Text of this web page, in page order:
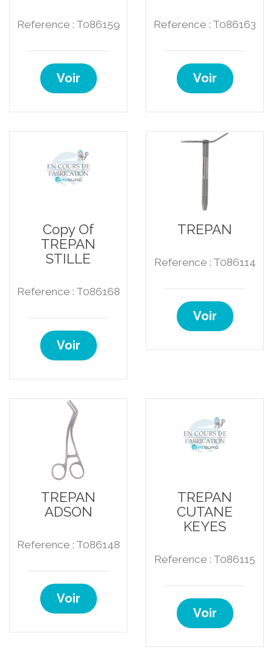
Reference : T086159
Voir
Reference : T086163
Voir
Copy Of
TREPAN
STILLE
Reference : T086168
Voir
TREPAN
Reference : T086114
Voir
TREPAN
ADSON
Reference : T086148
Voir
TREPAN
CUTANE
KEYES
Reference : T086115
Voir